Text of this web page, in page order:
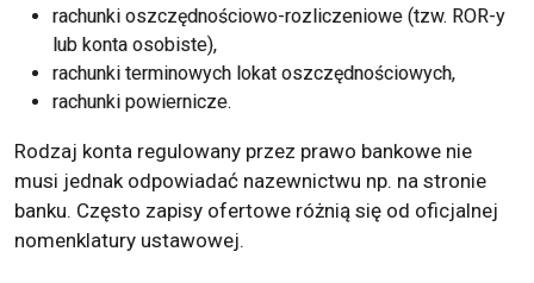
rachunki oszczędnościowo-rozliczeniowe (tzw. ROR-y
lub konta osobiste),
rachunki terminowych lokat oszczędnościowych,
rachunki powiernicze.
Rodzaj konta regulowany przez prawo bankowe nie
musi jednak odpowiadać nazewnictwu np. na stronie
banku. Często zapisy ofertowe różnią się od oficjalnej
nomenklatury ustawowej.